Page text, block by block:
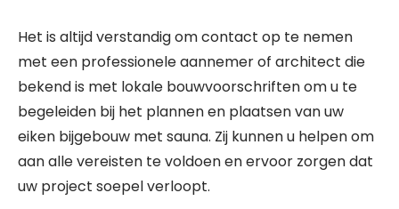
Het is altijd verstandig om contact op te nemen
met een professionele aannemer of architect die
bekend is met lokale bouwvoorschriften om u te
begeleiden bij het plannen en plaatsen van uw
eiken bijgebouw met sauna. Zij kunnen u helpen om
aan alle vereisten te voldoen en ervoor zorgen dat
uw project soepel verloopt.